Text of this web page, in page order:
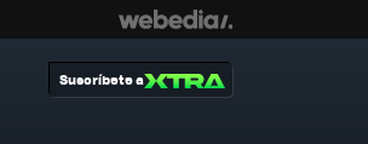
Suscríbete a